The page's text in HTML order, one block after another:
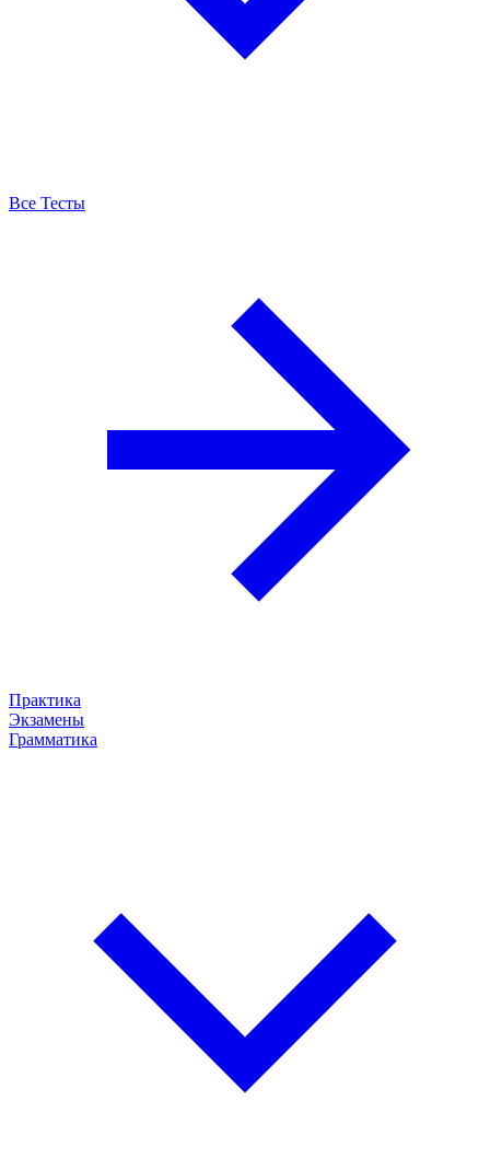
Все Тесты
Практика
Экзамены
Грамматика